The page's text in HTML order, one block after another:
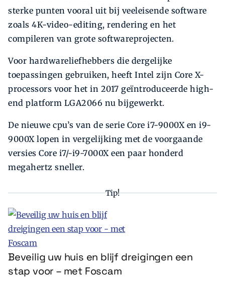
sterke punten vooral uit bij veeleisende software
zoals 4K-video-editing, rendering en het
compileren van grote softwareprojecten.
Voor hardware­liefhebbers die dergelijke
toepassingen gebruiken, heeft Intel zijn Core X-
processors voor het in 2017 geïntroduceerde high-
end platform LGA2066 nu bijgewerkt.
De nieuwe cpu’s van de serie Core i7-9000X en i9-
9000X lopen in vergelijking met de voorgaande
versies Core i7/-i9-7000X een paar honderd
megahertz sneller.
Tip!
Beveilig uw huis en blijf dreigingen een
stap voor – met Foscam